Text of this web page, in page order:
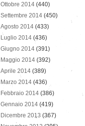
Ottobre 2014 (440)
Settembre 2014 (450)
Agosto 2014 (433)
Luglio 2014 (436)
Giugno 2014 (391)
Maggio 2014 (392)
Aprile 2014 (389)
Marzo 2014 (436)
Febbraio 2014 (386)
Gennaio 2014 (419)
Dicembre 2013 (367)